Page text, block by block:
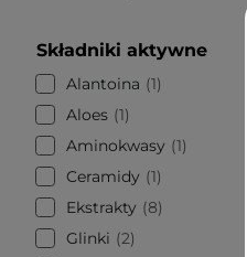
Składniki aktywne
Alantoina
1
Aloes 1
Aminokwasy
1
Ceramidy
1
Ekstrakty
8
Glinki
2